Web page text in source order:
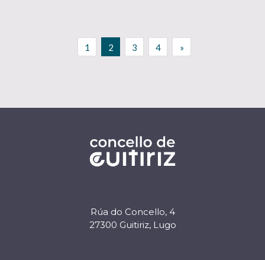
1 2 3 4 »
Rúa do Concello, 4
27300 Guitiriz, Lugo